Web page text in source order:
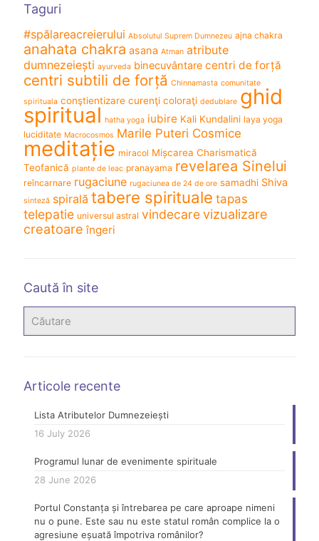
Taguri
#spălareacreierului Absolutul Suprem Dumnezeu ajna chakra
anahata chakra asana Atman atribute
dumnezeiești ayurveda binecuvântare centri de forță
centri subtili de forță Chinnamasta comunitate
spirituala conştientizare curenţi coloraţi dedublare ghid
spiritual hatha yoga iubire Kali Kundalini laya yoga
luciditate Macrocosmos Marile Puteri Cosmice
meditație miracol Mișcarea Charismatică
Teofanică plante de leac pranayama revelarea Sinelui
reîncarnare rugaciune rugaciunea de 24 de ore samadhi Shiva
sinteză spirală tabere spirituale tapas
telepatie universul astral vindecarevizualizare
creatoare îngeri
Caută în site
Articole recente
Lista Atributelor Dumnezeiești
16 July 2026
Programul lunar de evenimente spirituale
28 June 2026
Portul Constanța și întrebarea pe care aproape nimeni
nu o pune. Este sau nu este statul român complice la o
agresiune eșuată împotriva românilor?